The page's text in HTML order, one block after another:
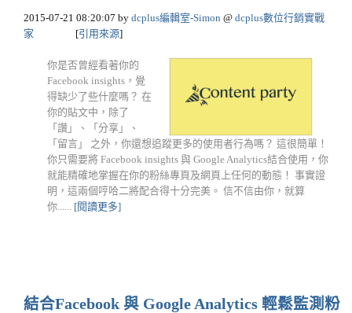
2015-07-21 08:20:07 by dcplus編輯室-Simon @ dcplus數位行銷實戰
家
[引用來源]
你是否曾經看著你的
Facebook insights，覺
得缺少了些什麼嗎？ 在
你的貼文中，除了
「讚」、「分享」、
「留言」 之外，你還想追蹤更多的使用者行為嗎？ 這很簡單！
你只需要將 Facebook insights 與 Google Analytics結合使用，你
就能精確地掌握在你的粉絲專頁及網頁上任何的動態！ 事實證
明，這兩個哼哈二將配合得十分完美。 信不信由你，就算
你...... [閱讀更多]
結合Facebook 與 Google Analytics 輕鬆監測粉